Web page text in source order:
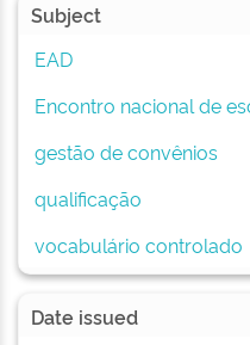
Subject
EAD
Encontro nacional de
gestão de convênios
qualificação
vocabulário controlado
Date issued